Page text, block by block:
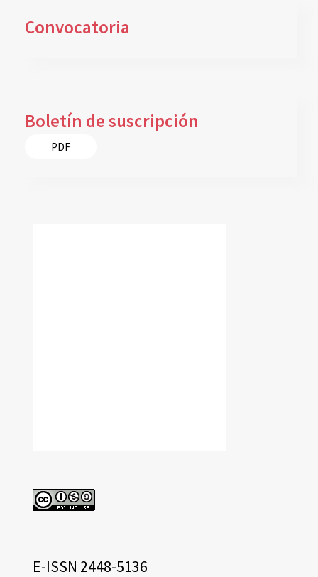
Convocatoria
Boletín de suscripción
PDF
cc
eissn
E-ISSN 2448-5136